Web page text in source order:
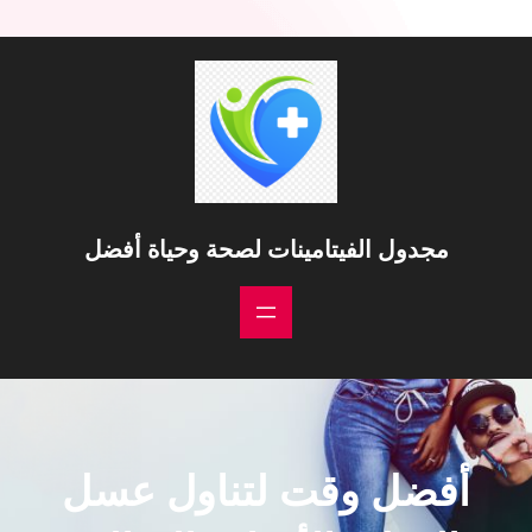
مجدول الفيتامينات لصحة وحياة أفضل
أفضل وقت لتناول عسل